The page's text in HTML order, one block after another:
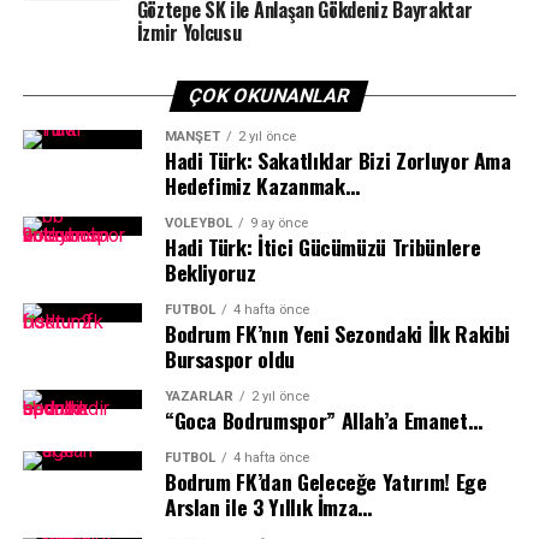
Öncelikle 2024-25 spor sezonunda 9-10 ay boyunca
süren mücadele sonrasında Dünya, Avrupa ve Türkiye’de
yapılan organizasyonlarda elde ettikleri başarıları tebrik
ediyorum. Bu yıl ikincisini düzenlediğiz ve yaklaşık 3 ay
süren bir hazırlık sürecinde gerçekleştirdiğimiz
Göztepe SK ile Anlaşan Gökdeniz Bayraktar
İzmir Yolcusu
ÇOK OKUNANLAR
MANŞET 2 yıl önce
Hadi Türk: Sakatlıklar Bizi Zorluyor Ama
Hedefimiz Kazanmak…
VOLEYBOL 9 ay önce
Hadi Türk: İtici Gücümüzü Tribünlere
Bekliyoruz
FUTBOL 4 hafta önce
Bodrum FK’nın Yeni Sezondaki İlk Rakibi
Bursaspor oldu
YAZARLAR 2 yıl önce
“Goca Bodrumspor” Allah’a Emanet…
FUTBOL 4 hafta önce
Bodrum FK’dan Geleceğe Yatırım! Ege
Arslan ile 3 Yıllık İmza…